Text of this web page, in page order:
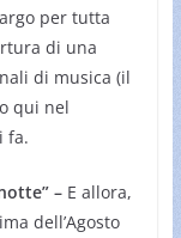
per tutta
di una
di musica (il
qui nel
fa.
–E allora,
dell’Agosto